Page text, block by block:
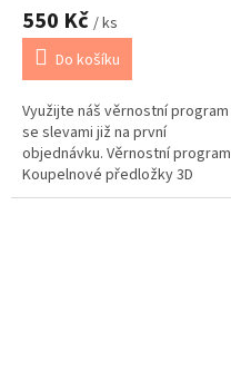
550 Kč / ks
Do košíku
Využijte náš věrnostní program
se slevami již na první
objednávku. Věrnostní program
Koupelnové předložky 3D
okouzlí svým fototiskem,